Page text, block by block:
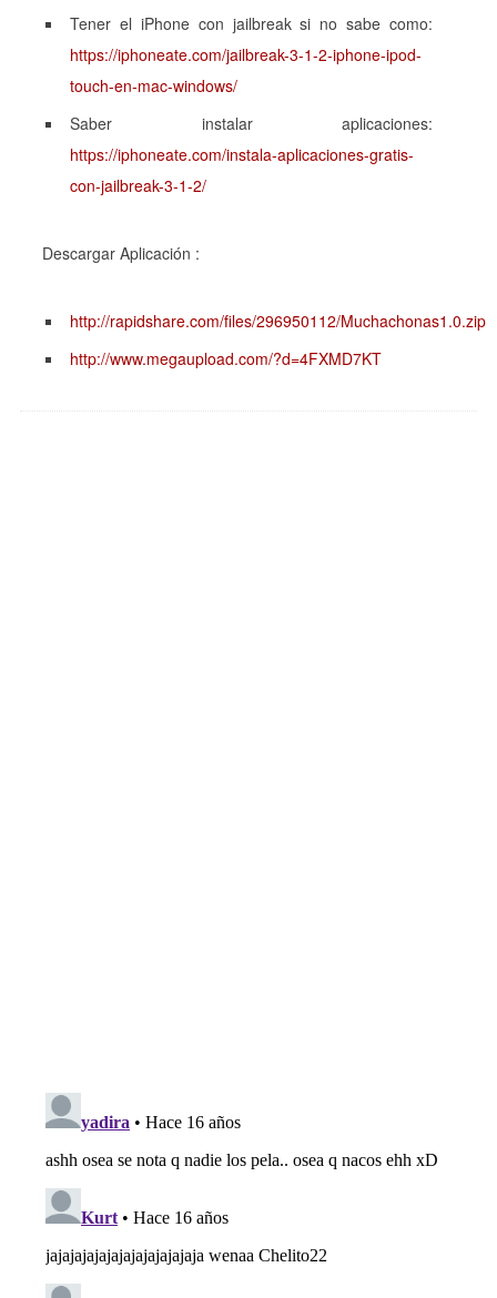
Tener el iPhonecon jailbreak si no sabe como:
https://iphoneate.com/jailbreak-3-1-2-iphone-ipod-
touch-en-mac-windows/
Saber instalar aplicaciones:
https://iphoneate.com/instala-aplicaciones-gratis-
con-jailbreak-3-1-2/
Descargar Aplicación :
http://rapidshare.com/files/296950112/Muchachonas1.0.zip
http://www.megaupload.com/?d=4FXMD7KT